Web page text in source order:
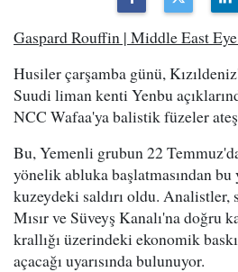
Gaspard Rouffin | Middle East
Husiler çarşamba günü,
Suudi liman kenti Yenbu
NCC Wafaa'ya balistik füzeler
Bu, Yemenli grubun 22
yönelik abluka başlatmasından
kuzeydeki saldırı oldu. Analistler,
Mısır ve Süveyş Kanalı'na doğru
krallığı üzerindeki ekonomik
açacağı uyarısında bulunuyor.